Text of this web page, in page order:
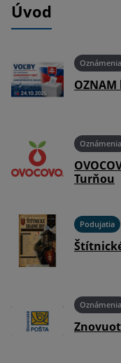
Úvod
Oznámenia
Oznámenia
Turňou
Podujatia
Oznámenia